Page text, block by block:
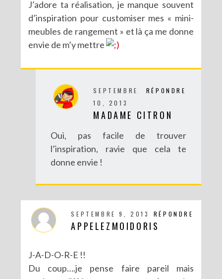
DIY : POTS À SUCCULENTES FURIEUSEMENT MARBRÉS (BATTLE #17)
J’adore ta réalisation, je manque souvent
d’inspiration pour customiser mes « mini-
meubles de rangement » et là ça me donne
envie de m’y mettre
RÉPONDRE
SEPTEMBRE
10, 2013
MADAME CITRON
Oui, pas facile de trouver
l’inspiration, ravie que cela te
donne envie !
RÉPONDRE
SEPTEMBRE 9, 2013
APPELEZMOIDORIS
J-A-D-O-R-E !!
Du coup….je pense faire pareil mais